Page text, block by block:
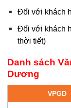
Đối với khách
Đối với khách
thời tiết)
Danh sách
Dương
VPGD